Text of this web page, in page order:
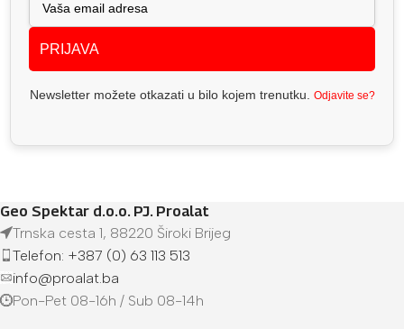
PRIJAVA
Newsletter možete otkazati u bilo kojem trenutku. Odjavite se?
Geo Spektar d.o.o. PJ. Proalat
Trnska cesta 1, 88220 Široki Brijeg
Telefon: +387 (0) 63 113 513
info@proalat.ba
Pon-Pet 08-16h / Sub 08-14h